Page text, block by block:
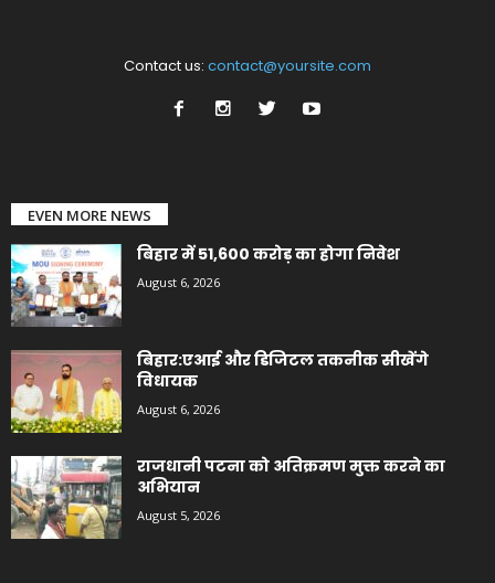
Contact us: contact@yoursite.com
EVEN MORE NEWS
बिहार में 51,600 करोड़ का होगा निवेश
August 6, 2026
बिहार:एआई और डिजिटल तकनीक सीखेंगे
विधायक
August 6, 2026
राजधानी पटना को अतिक्रमण मुक्त करने का
अभियान
August 5, 2026